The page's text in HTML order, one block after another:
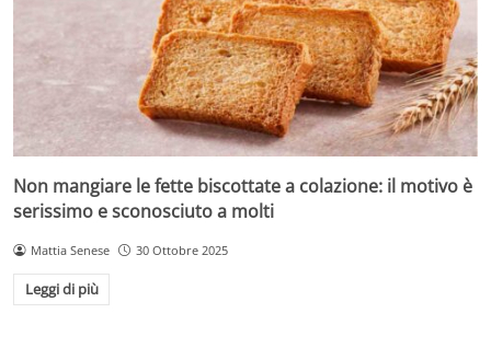
Non mangiare le fette biscottate a colazione: il motivo è
serissimo e sconosciuto a molti
Mattia Senese 30 Ottobre 2025
Leggi di più